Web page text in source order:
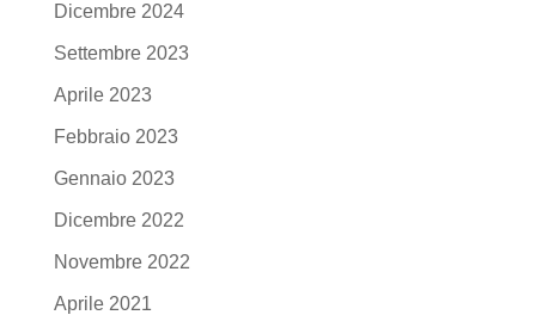
Dicembre 2024
Settembre 2023
Aprile 2023
Febbraio 2023
Gennaio 2023
Dicembre 2022
Novembre 2022
Aprile 2021